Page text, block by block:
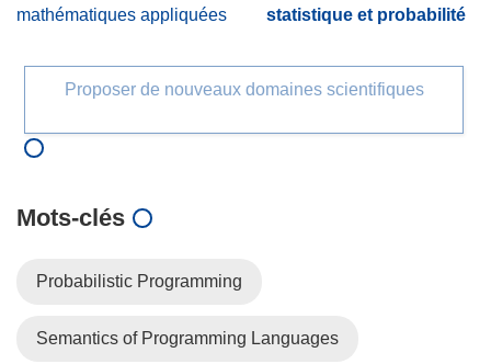
mathématiques appliquées
statistique et probabilité
Proposer de nouveaux domaines scientifiques
Mots‑clés
Probabilistic Programming
Semantics of Programming Languages